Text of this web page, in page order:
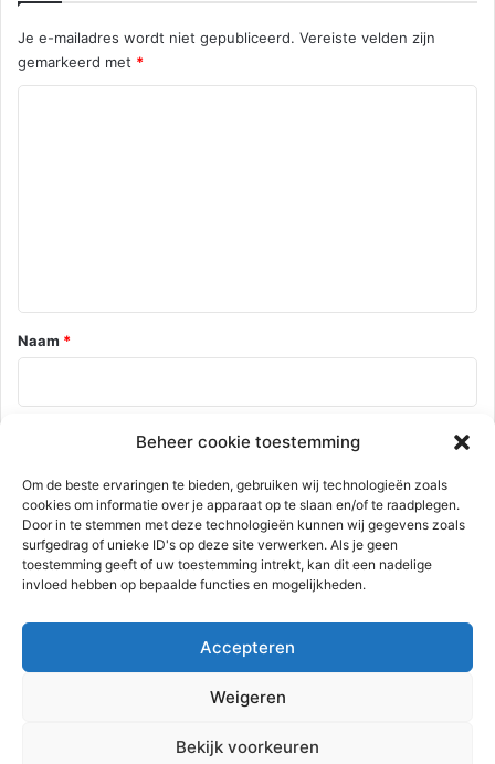
Beheer cookie toestemming
Om de beste ervaringen te bieden, gebruiken wij technologieën zoals
cookies om informatie over je apparaat op te slaan en/of te raadplegen.
Door in te stemmen met deze technologieën kunnen wij gegevens zoals
surfgedrag of unieke ID's op deze site verwerken. Als je geen
toestemming geeft of uw toestemming intrekt, kan dit een nadelige
invloed hebben op bepaalde functies en mogelijkheden.
Accepteren
Weigeren
Bekijk voorkeuren
Je e-mailadres wordt niet gepubliceerd. Vereiste velden zijn
gemarkeerd met *
*
Naam *
Site
Mijn naam, e-mail en site opslaan in deze browser voor de
volgende keer wanneer ik een reactie plaats.
Deze site gebruikt Akismet om spam te verminderen.